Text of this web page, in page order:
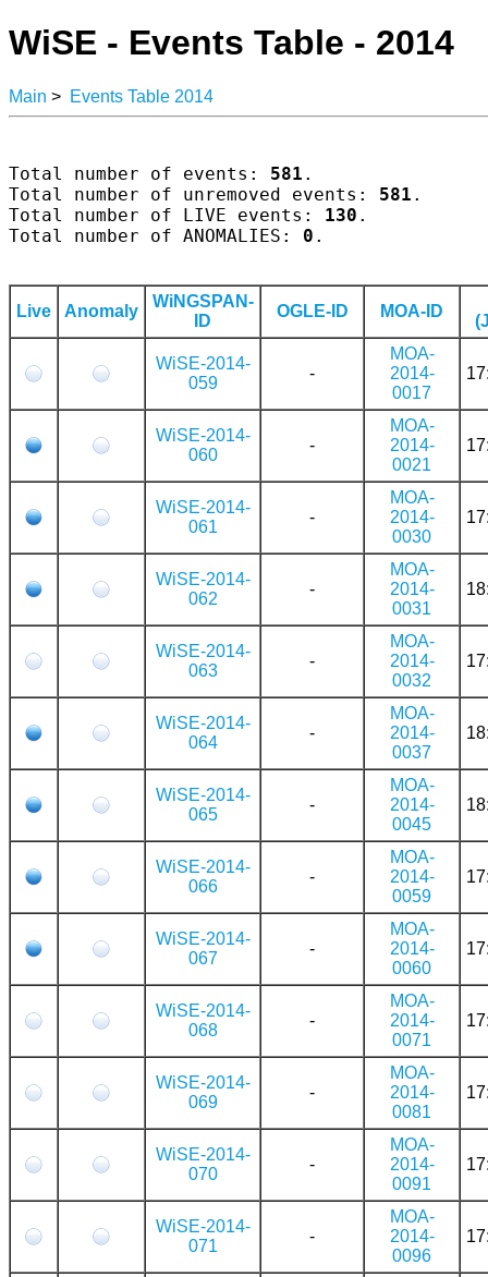
WiSE - Events Table - 2014
Main > Events Table 2014
Total number of events: 581 .
Total number of unremoved events: 581 .
Total number of LIVE events: 130 .
Total number of ANOMALIES: 0 .
Live Anomaly
WiNGSPAN-
ID
OGLE-ID MOA-ID
WiSE-2014-
059
-
MOA-
2014-
0017
WiSE-2014-
060
-
MOA-
2014-
0021
WiSE-2014-
061
-
MOA-
2014-
0030
WiSE-2014-
062
-
MOA-
2014-
0031
WiSE-2014-
063
-
MOA-
2014-
0032
WiSE-2014-
064
-
MOA-
2014-
0037
WiSE-2014-
065
-
MOA-
2014-
0045
WiSE-2014-
066
-
MOA-
2014-
0059
WiSE-2014-
067
-
MOA-
2014-
0060
WiSE-2014-
068
-
MOA-
2014-
0071
WiSE-2014-
069
-
MOA-
2014-
0081
WiSE-2014-
070
-
MOA-
2014-
0091
WiSE-2014-
071
-
MOA-
2014-
0096